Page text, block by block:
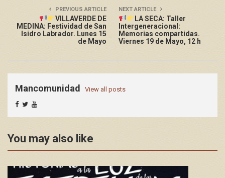
PREVIOUS ARTICLE
VILLAVERDE DE
MEDINA: Festividad de San
Isidro Labrador. Lunes 15
de Mayo
NEXT ARTICLE
LA SECA: Taller
Intergeneracional:
Memorias compartidas.
Viernes 19 de Mayo, 12 h
Mancomunidad View all posts
You may also like